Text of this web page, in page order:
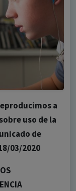
a
uso de la
de
03/2020